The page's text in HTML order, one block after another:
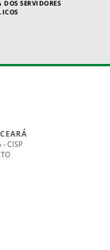
SERVIDORES
- CISP